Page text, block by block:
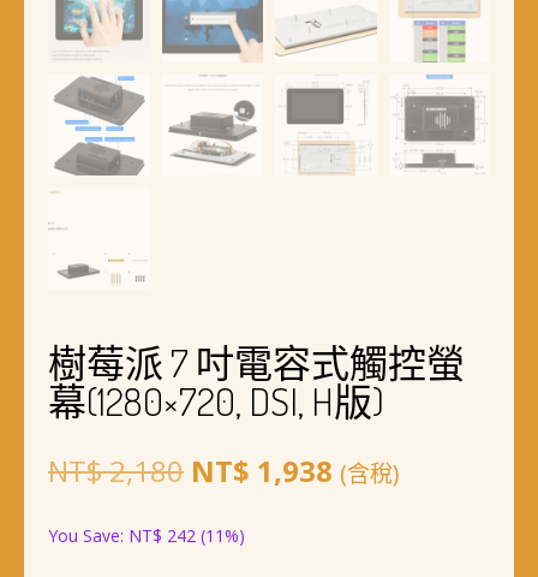
樹莓派 7 吋電容式觸控螢
幕(1280×720, DSI, H版)
NT$2,180 原
價
NT$ 1,938 目
(含稅)
You Save: NT$ 242 (11%)